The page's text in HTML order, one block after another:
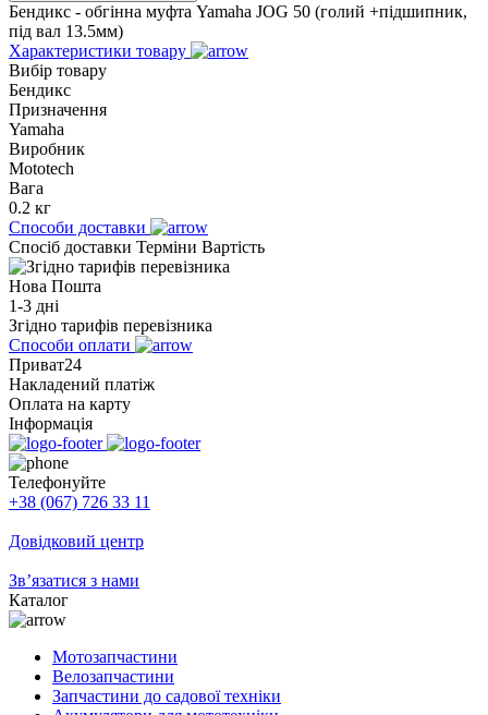
Бендикс - обгінна муфта Yamaha JOG 50 (голий +підшипник,
під вал 13.5мм)
Характеристики товару
Вибір товару
Бендикс
Призначення
Yamaha
Виробник
Mototech
Вага
0.2 кг
Способи доставки
Спосіб доставки Терміни Вартість
Нова Пошта
1-3 дні
Згідно тарифів перевізника
Способи оплати
Приват24
Накладений платіж
Оплата на карту
Інформація
Телефонуйте
+38 (067) 726 33 11
Довідковий центр
Зв’язатися з нами
Каталог
Мотозапчастини
Велозапчастини
Запчастини до садової техніки